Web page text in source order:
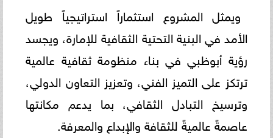
ويمثل المشروع استثماراً استراتيجياً طويل
الأمد في البنية التحتية الثقافية للإمارة، ويجسد
رؤية أبوظبي في بناء منظومة ثقافية عالمية
ترتكز على التميز الفني، وتعزيز التعاون الدولي،
وترسيخ التبادل الثقافي، بما يدعم مكانتها
عاصمةً عالميةً للثقافة والإبداع والمعرفة.